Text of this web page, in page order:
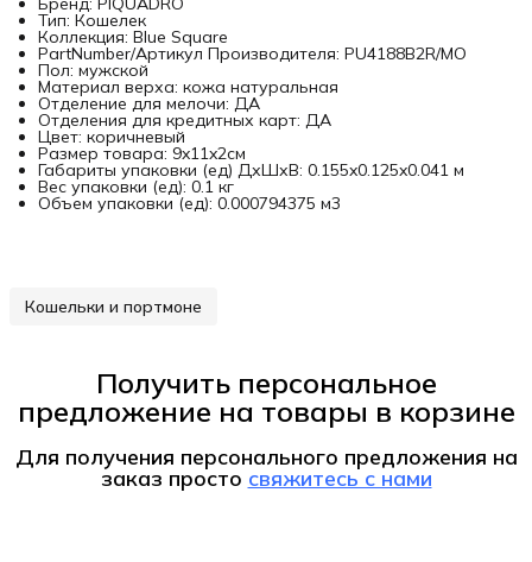
Тип: Кошелек
Коллекция: Blue Square
PartNumber/Артикул Производителя: PU4188B2R/MO
Пол: мужской
Материал верха: кожа натуральная
Отделение для мелочи: ДА
Отделения для кредитных карт: ДА
Цвет: коричневый
Размер товара: 9x11x2см
Габариты упаковки (ед) ДхШхВ: 0.155x0.125x0.041 м
Вес упаковки (ед): 0.1 кг
Объем упаковки (ед): 0.000794375 м3
Кошельки и портмоне
Получить персональное
предложение на товары в корзине
Для получения персонального предложения на
заказ просто свяжитесь с нами